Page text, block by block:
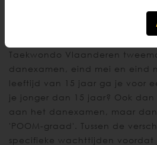
Het ultieme doel van zeer veel
Taekwondo Vlaanderen
danexamen, eind mei en eind
leeftijd van 15 jaar ga je voor
je jonger dan 15 jaar? Ook
aan het danexamen, maar
'POOM-graad'. Tussen de
specifieke wachttijden voordat